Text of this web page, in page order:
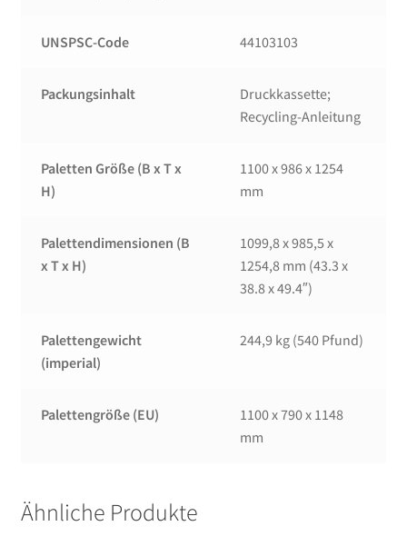
UNSPSC-Code 44103103
Packungsinhalt
Druckkassette;
Recycling-Anleitung
Paletten Größe (B x T x
H)
1100 x 986 x 1254
mm
Palettendimensionen (B
x T x H)
1099,8 x 985,5 x
1254,8 mm (43.3 x
38.8 x 49.4″)
Palettengewicht
(imperial)
244,9 kg (540 Pfund)
Palettengröße (EU)
1100 x 790 x 1148
mm
Ähnliche Produkte